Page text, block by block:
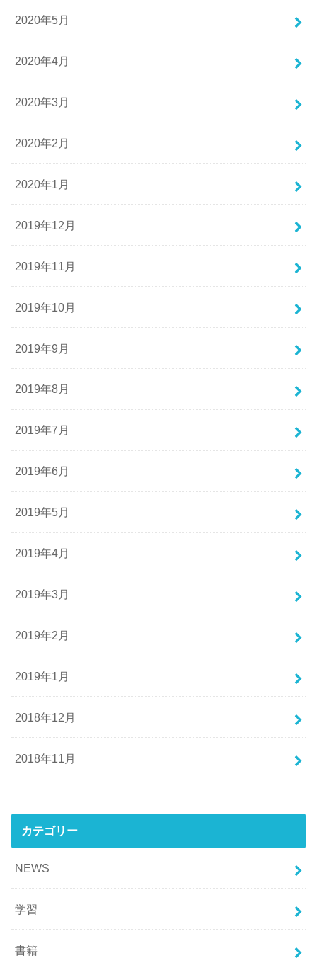
2020年5月
2020年4月
2020年3月
2020年2月
2020年1月
2019年12月
2019年11月
2019年10月
2019年9月
2019年8月
2019年7月
2019年6月
2019年5月
2019年4月
2019年3月
2019年2月
2019年1月
2018年12月
2018年11月
カテゴリー
NEWS
学習
書籍